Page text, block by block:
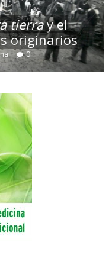
tierray el
originarios
0